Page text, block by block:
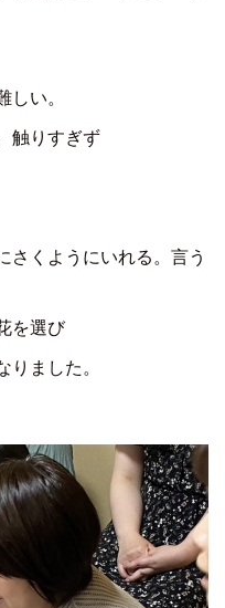
い。
触りすぎず
さくようにいれる。言う
を選び
ました。